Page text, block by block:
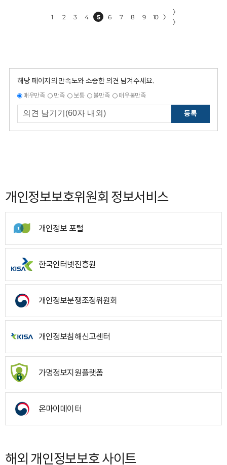
1 2 3 4 5 6 7 8 9 10 〉
〉
〉
해당 페이지의 만족도와 소중한 의견 남겨주세요.
매우만족 만족 보통 불만족 매우불만족
등록
개인정보보호위원회 정보서비스
개인정보 포털
한국인터넷진흥원
개인정보분쟁조정위원회
개인정보침해신고센터
가명정보지원플랫폼
온마이데이터
해외 개인정보보호 사이트